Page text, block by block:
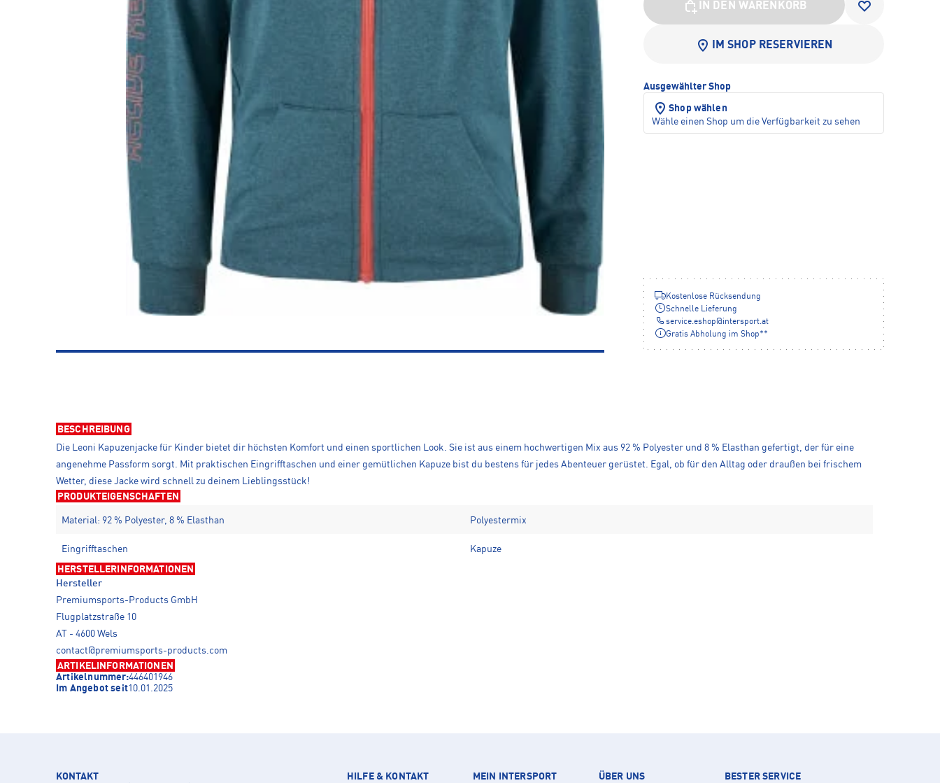
IN DEN WARENKORB
IM SHOP RESERVIEREN
Ausgewählter Shop
Shop wählen
Wähle einen Shop um die Verfügbarkeit zu sehen
Kostenlose Rücksendung
Schnelle Lieferung
service.eshop@intersport.at
Gratis Abholung im Shop**
BESCHREIBUNG
Die Leoni Kapuzenjacke für Kinder bietet dir höchsten Komfort und einen sportlichen Look. Sie ist aus einem hochwertigen Mix aus 92 % Polyester und 8 % Elasthan gefertigt, der für eine
angenehme Passform sorgt. Mit praktischen Eingrifftaschen und einer gemütlichen Kapuze bist du bestens für jedes Abenteuer gerüstet. Egal, ob für den Alltag oder draußen bei frischem
Wetter, diese Jacke wird schnell zu deinem Lieblingsstück!
PRODUKTEIGENSCHAFTEN
Material: 92 % Polyester, 8 % Elasthan Polyestermix
Eingrifftaschen Kapuze
HERSTELLERINFORMATIONEN
Hersteller
Premiumsports-Products GmbH
Flugplatzstraße 10
AT - 4600 Wels
contact@premiumsports-products.com
ARTIKELINFORMATIONEN
Artikelnummer:446401946
Im Angebot seit10.01.2025
KONTAKT
HILFE & KONTAKT
MEIN INTERSPORT
ÜBER UNS
BESTER SERVICE